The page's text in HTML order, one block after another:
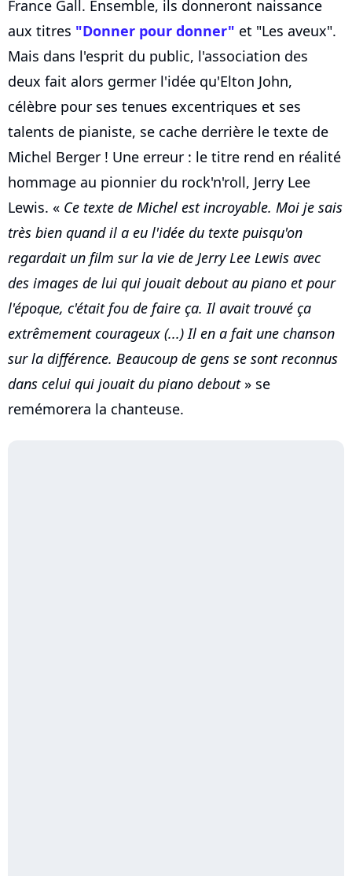
France Gall. Ensemble, ils donneront naissance
aux titres "Donner pour donner" et "Les aveux".
Mais dans l'esprit du public, l'association des
deux fait alors germer l'idée qu'Elton John,
célèbre pour ses tenues excentriques et ses
talents de pianiste, se cache derrière le texte de
Michel Berger ! Une erreur : le titre rend en réalité
hommage au pionnier du rock'n'roll, Jerry Lee
Lewis. « Ce texte de Michel est incroyable. Moi je sais
très bien quand il a eu l'idée du texte puisqu'on
regardait un film sur la vie de Jerry Lee Lewis avec
des images de lui qui jouait debout au piano et pour
l'époque, c'était fou de faire ça. Il avait trouvé ça
extrêmement courageux (...) Il en a fait une chanson
sur la différence. Beaucoup de gens se sont reconnus
dans celui qui jouait du piano debout» se
remémorera la chanteuse.